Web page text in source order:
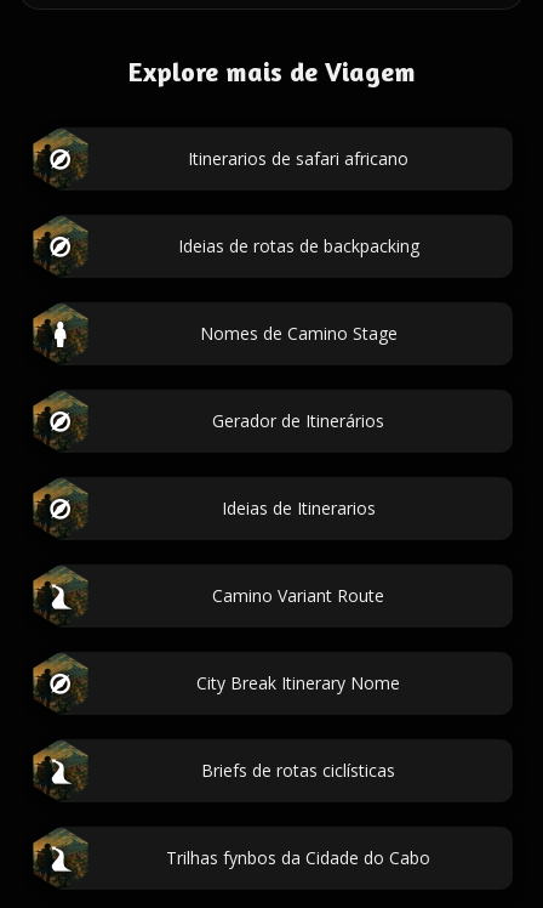
Explore mais de Viagem
Itinerarios de safari africano
Ideias de rotas de backpacking
Nomes de Camino Stage
Gerador de Itinerários
Ideias de Itinerarios
Camino Variant Route
City Break Itinerary Nome
Briefs de rotas ciclísticas
Trilhas fynbos da Cidade do Cabo